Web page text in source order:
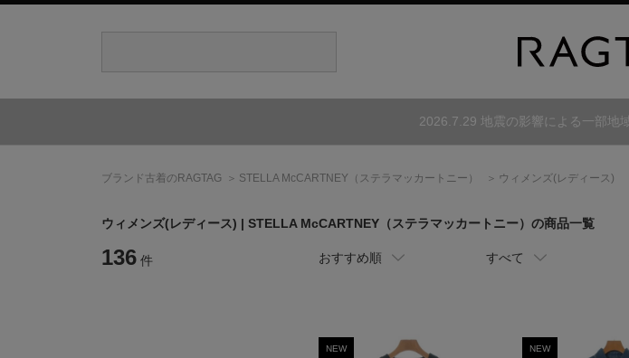
2026.7.29 地震の影響による一部地
ブランド古着のRAGTAG STELLA McCARTNEY （ステラマッカートニー） ウィメンズ(レディース)
ウィメンズ(レディース) | STELLA McCARTNEY （ステラマッカートニー） の商品一覧
136 件 おすすめ順 すべて
NEW NEW